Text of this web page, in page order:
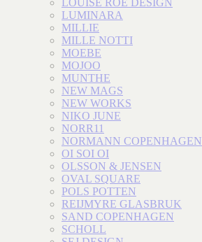
LOUISE ROE DESIGN
LUMINARA
MILLIE
MILLE NOTTI
MOEBE
MOJOO
MUNTHE
NEW MAGS
NEW WORKS
NIKO JUNE
NORR11
NORMANN COPENHAGEN
OI SOI OI
OLSSON & JENSEN
OVAL SQUARE
POLS POTTEN
REIJMYRE GLASBRUK
SAND COPENHAGEN
SCHOLL